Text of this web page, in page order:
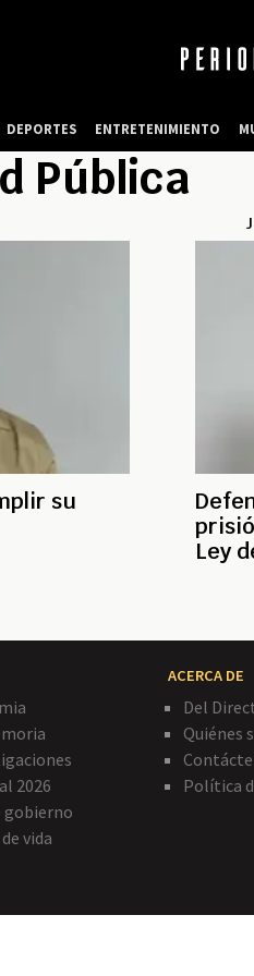
Pública
su
Ley
2026
gobierno
vida
ACERCA DE
Del
Quiénes
Política
DEPORTES ENTRETENIMIENTO